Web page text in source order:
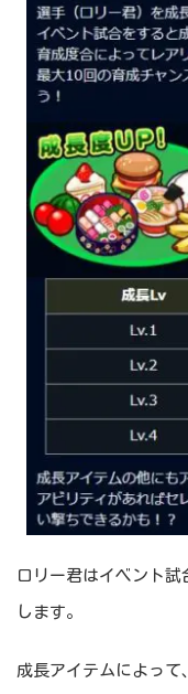
ロリー君はイベント
します。
成長アイテムによって